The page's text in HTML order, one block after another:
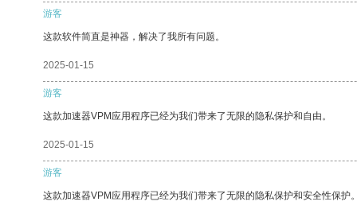
游客
这款软件简直是神器，解决了我所有问题。
2025-01-15
游客
这款加速器VPM应用程序已经为我们带来了无限的隐私保护和自由。
2025-01-15
游客
这款加速器VPM应用程序已经为我们带来了无限的隐私保护和安全性保护